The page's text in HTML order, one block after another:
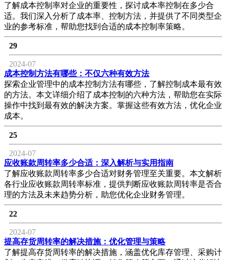
了解成本控制率对企业的重要性，探讨成本率控制在多少合
适。我们深入分析了成本率、控制方法，并提供了不同类型企
业的参考标准，帮助您找到合适的成本控制率策略。
29
2024-07
成本控制方法有哪些：不仅六种有效方法
探索企业管理中的成本控制方法有哪些，了解控制成本最有效
的方法。本文详细介绍了成本控制的六种方法，帮助您在实际
操作中找到最有效的解决方案。掌握这些有效方法，优化企业
成本。
25
2024-07
应收账款周转率多少合适：深入解析与实用指南
了解应收账款周转率多少合适对财务管理至关重要。本文解析
各行业应收账款周转率标准，提供判断应收账款周转率是否合
理的方法及未来趋势分析，助您优化企业财务管理。
22
2024-07
提高存货周转率的解决措施：优化管理与策略
了解提高存货周转率的解决措施，涵盖优化库存管理、采购计